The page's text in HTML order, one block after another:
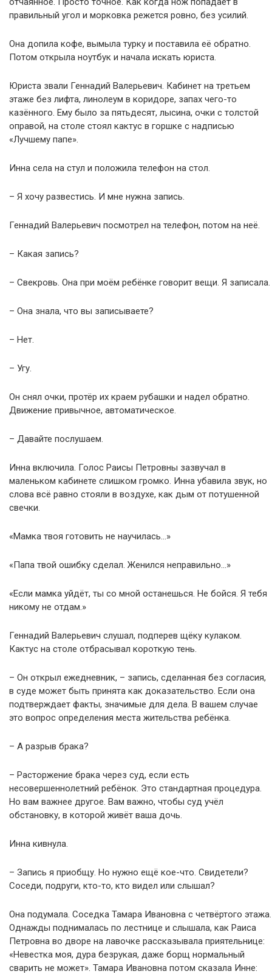
правильный угол и морковка режется ровно, без усилий.
Она допила кофе, вымыла турку и поставила её обратно.
Потом открыла ноутбук и начала искать юриста.
Юриста звали Геннадий Валерьевич. Кабинет на третьем
этаже без лифта, линолеум в коридоре, запах чего-то
казённого. Ему было за пятьдесят, лысина, очки с толстой
оправой, на столе стоял кактус в горшке с надписью
«Лучшему папе».
Инна села на стул и положила телефон на стол.
– Я хочу развестись. И мне нужна запись.
Геннадий Валерьевич посмотрел на телефон, потом на неё.
– Какая запись?
– Свекровь. Она при моём ребёнке говорит вещи. Я записала.
– Она знала, что вы записываете?
– Нет.
– Угу.
Он снял очки, протёр их краем рубашки и надел обратно.
Движение привычное, автоматическое.
– Давайте послушаем.
Инна включила. Голос Раисы Петровны зазвучал в
маленьком кабинете слишком громко. Инна убавила звук, но
слова всё равно стояли в воздухе, как дым от потушенной
свечки.
«Мамка твоя готовить не научилась…»
«Папа твой ошибку сделал. Женился неправильно…»
«Если мамка уйдёт, ты со мной останешься. Не бойся. Я тебя
никому не отдам.»
Геннадий Валерьевич слушал, подперев щёку кулаком.
Кактус на столе отбрасывал короткую тень.
– Он открыл ежедневник, – запись, сделанная без согласия,
в суде может быть принята как доказательство. Если она
подтверждает факты, значимые для дела. В вашем случае
это вопрос определения места жительства ребёнка.
– А разрыв брака?
– Расторжение брака через суд, если есть
несовершеннолетний ребёнок. Это стандартная процедура.
Но вам важнее другое. Вам важно, чтобы суд учёл
обстановку, в которой живёт ваша дочь.
Инна кивнула.
– Запись я приобщу. Но нужно ещё кое-что. Свидетели?
Соседи, подруги, кто-то, кто видел или слышал?
Она подумала. Соседка Тамара Ивановна с четвёртого этажа.
Однажды поднималась по лестнице и слышала, как Раиса
Петровна во дворе на лавочке рассказывала приятельнице:
«Невестка моя, дура безрукая, даже борщ нормальный
сварить не может». Тамара Ивановна потом сказала Инне: